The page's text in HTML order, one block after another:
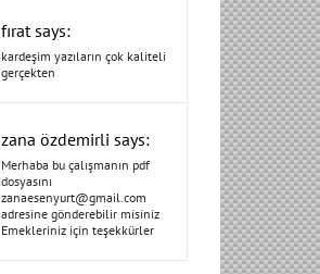
fırat says:
kardeşim yazıların çok kaliteli
gerçekten
zana özdemirli says:
Merhaba bu çalışmanın pdf
dosyasını
zanaesenyurt@gmail.com
adresine gönderebilir misiniz
Emekleriniz için teşekkürler